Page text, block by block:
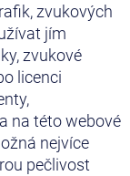
zvukových
jím
zvukové
licenci
na této webové
nejvíce
pečlivost